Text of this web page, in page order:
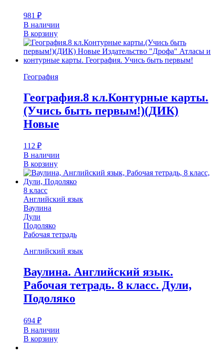
981 ₽
В наличии
В корзину
География
География.8 кл.Контурные карты.
(Учись быть первым!)(ДИК)
Новые
112 ₽
В наличии
В корзину
8 класс
Английский язык
Ваулина
Дули
Подоляко
Рабочая тетрадь
Английский язык
Ваулина. Английский язык.
Рабочая тетрадь. 8 класс. Дули,
Подоляко
694 ₽
В наличии
В корзину